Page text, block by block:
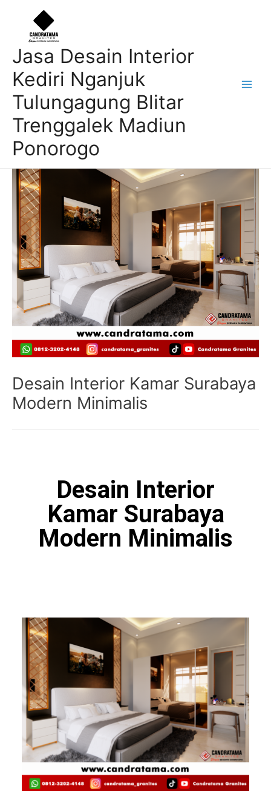
Jasa Desain Interior
Kediri Nganjuk
Tulungagung Blitar
Trenggalek Madiun
Ponorogo
Desain Interior Kamar Surabaya
Modern Minimalis
Desain Interior
Kamar Surabaya
Modern Minimalis
navigation